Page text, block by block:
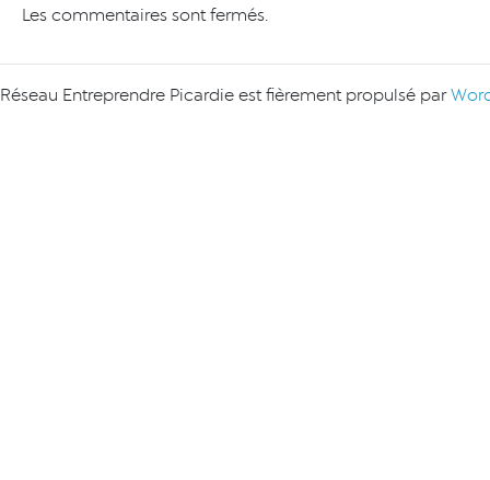
Les commentaires sont fermés.
Réseau Entreprendre Picardie est fièrement propulsé par